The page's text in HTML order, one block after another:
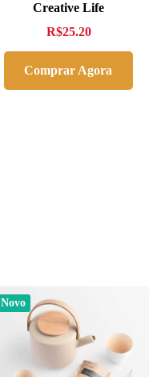
Creative Life
R$25.20
Comprar Agora
Novo